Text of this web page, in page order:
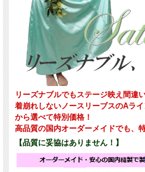
リーズナブルでもステージ映え間違
着崩れしないノースリーブスのAラ
から選べて特別価格！
高品質の国内オーダーメイドでも、
【品質に妥協はありません！】